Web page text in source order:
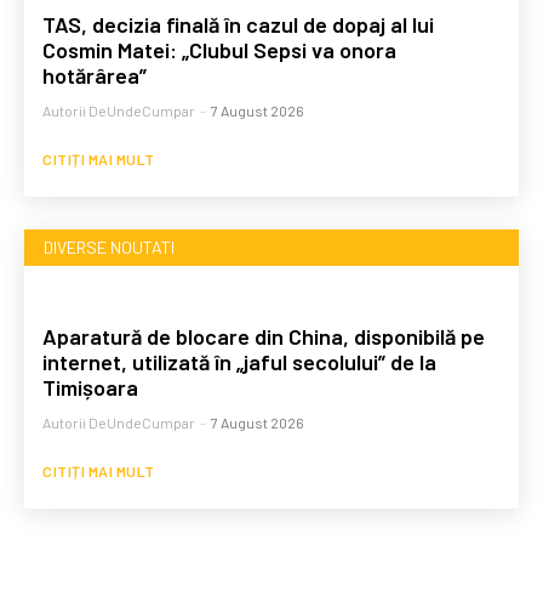
TAS, decizia finală în cazul de dopaj al lui
Cosmin Matei: „Clubul Sepsi va onora
hotărârea”
Autorii DeUndeCumpar - 7 August 2026
CITIȚI MAI MULT
DIVERSE NOUTATI
Aparatură de blocare din China, disponibilă pe
internet, utilizată în „jaful secolului” de la
Timișoara
Autorii DeUndeCumpar - 7 August 2026
CITIȚI MAI MULT